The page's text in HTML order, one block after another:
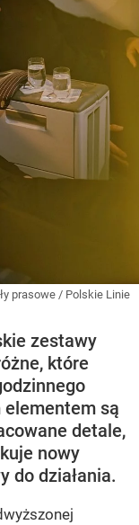
prasowe / Polskie Linie
zestawy
które
są
detale,
nowy
do działania.